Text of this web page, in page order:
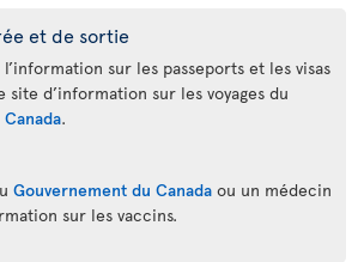
et de sortie
sur les passeports et les visas
site d’information sur les voyages du
.
Gouvernement du Canada ou un médecin
sur les vaccins.